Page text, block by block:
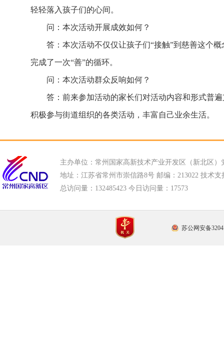
轻轻落入孩子们的心间。
问：本次活动开展成效如何？
答：本次活动不仅仅让孩子们“接触”到慈善这个
完成了一次“善”的循环。
问：本次活动群众反响如何？
答：前来参加活动的家长们对活动内容和形式普
积极参与街道组织的各类活动，丰富自己业余生活。
主办单位：常州国家高新技术产业开发区（新北区）
地址：江苏省常州市崇信路8号 邮编：213022 技术支
总访问量： 132485423 今日访问量： 17573
苏公网安备